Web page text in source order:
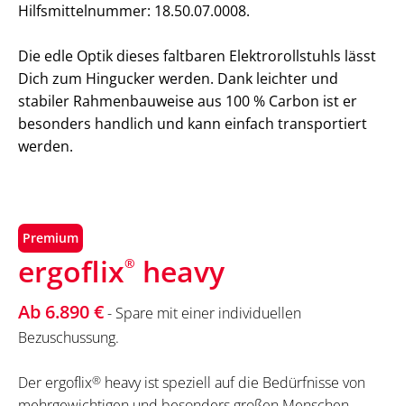
Premium
ergoflix® heavy
Ab 6.890 €- Spare mit einer individuellen
Bezuschussung.
Der ergoflix® heavy ist speziell auf die Bedürfnisse von
Hilfsmittelnummer: 18.50.07.0008.
Die edle Optik dieses faltbaren Elektrorollstuhls lässt
Dich zum Hingucker werden. Dank leichter und
stabiler Rahmenbauweise aus 100 % Carbon ist er
besonders handlich und kann einfach transportiert
werden.